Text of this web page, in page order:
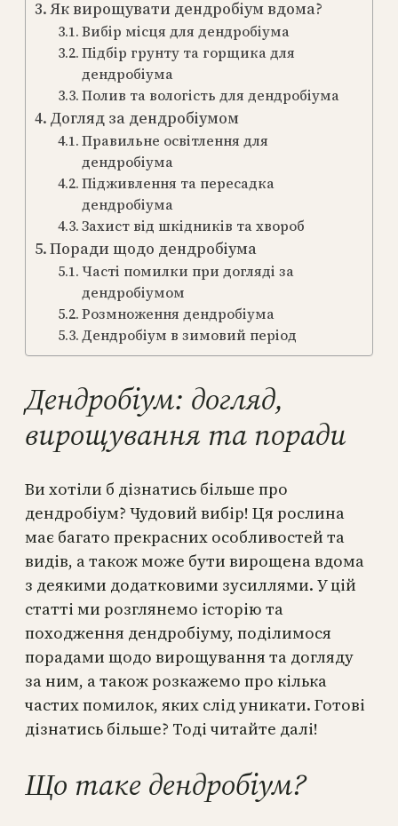
Як вирощувати дендробіум вдома?
Вибір місця для дендробіума
Підбір грунту та горщика для
дендробіума
Полив та вологість для дендробіума
Догляд за дендробіумом
Правильне освітлення для
дендробіума
Підживлення та пересадка
дендробіума
Захист від шкідників та хвороб
Поради щодо дендробіума
Часті помилки при догляді за
дендробіумом
Розмноження дендробіума
Дендробіум в зимовий період
Дендробіум: догляд,
вирощування та поради
Ви хотіли б дізнатись більше про
дендробіум? Чудовий вибір! Ця рослина
має багато прекрасних особливостей та
видів, а також може бути вирощена вдома
з деякими додатковими зусиллями. У цій
статті ми розглянемо історію та
походження дендробіуму, поділимося
порадами щодо вирощування та догляду
за ним, а також розкажемо про кілька
частих помилок, яких слід уникати. Готові
дізнатись більше? Тоді читайте далі!
Що таке дендробіум?